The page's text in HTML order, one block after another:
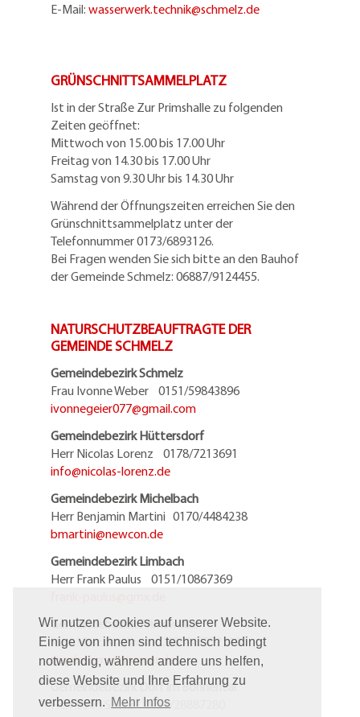
Wir nutzen Cookies auf unserer Website.
Einige von ihnen sind technisch bedingt
notwendig, während andere uns helfen,
diese Website und Ihre Erfahrung zu
verbessern. Mehr Infos
E-Mail: wasserwerk.technik@schmelz.de
GRÜNSCHNITTSAMMELPLATZ
Ist in der Straße Zur Primshalle zu folgenden
Zeiten geöffnet:
Mittwoch von 15.00 bis 17.00 Uhr
Freitag von 14.30 bis 17.00 Uhr
Samstag von 9.30 Uhr bis 14.30 Uhr
Während der Öffnungszeiten erreichen Sie den
Grünschnittsammelplatz unter der
Telefonnummer 0173/6893126.
Bei Fragen wenden Sie sich bitte an den Bauhof
der Gemeinde Schmelz: 06887/9124455.
NATURSCHUTZBEAUFTRAGTE DER
GEMEINDE SCHMELZ
Gemeindebezirk Schmelz
Frau Ivonne Weber 0151/59843896
ivonnegeier077@gmail.com
Gemeindebezirk Hüttersdorf
Herr Nicolas Lorenz 0178/7213691
info@nicolas-lorenz.de
Gemeindebezirk Michelbach
Herr Benjamin Martini 0170/4484238
bmartini@newcon.de
Gemeindebezirk Limbach
Herr Frank Paulus 0151/10867369
Gemeindebezirk Primsweiler
Herr Marc Stephan 06881/5952119
stephan.marc@arcor.de
Gemeindebezirk Dorf im Bohnental
Herr Sven Stöhr 0151/28887280